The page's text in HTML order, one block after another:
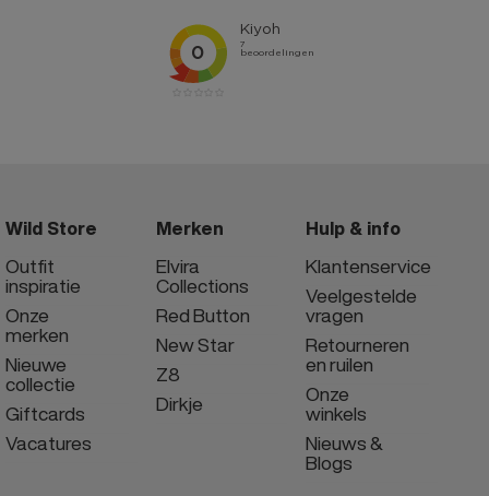
Wild Store
Outfit
inspiratie
Onze
merken
Nieuwe
collectie
Giftcards
Vacatures
Merken
Elvira
Collections
Red Button
New Star
Z8
Dirkje
Hulp & info
Klantenservice
Veelgestelde
vragen
Retourneren
en ruilen
Onze
winkels
Nieuws &
Blogs